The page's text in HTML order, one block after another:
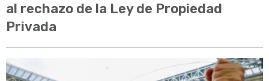
al rechazo de la Ley de Propiedad
Privada